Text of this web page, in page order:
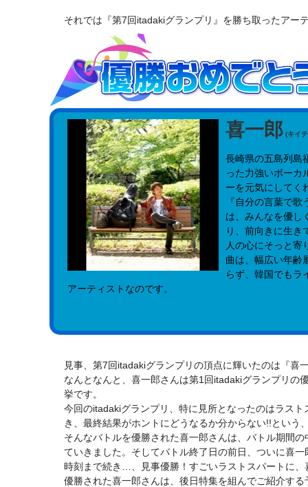
それでは『第7回itadakiグランプリ』を勝ち取ったアー
喜一郎(キイ
長崎県の五島列島
った力強いボーカ
ーを元気にしてく
『自分の言葉で
は、みんなを優し
り、前向きに生き
人の心にそっと寄
曲は、幅広い年齢
らず、韓国でもラ
アーティストなのです。
見事、第7回itadakiグランプリの頂点に輝いたのは『喜
なんとなんと、喜一郎さんは第1回itadakiグランプリの
挙です。
今回のitadakiグランプリ、特に見所となったのはラス
き、最終結果がホントにどうなるか分からない!!という
そんなバトルを優勝された喜一郎さんは、バトル期間
ていきました。そしてバトル終了日の前日、ついに喜
時刻まで続き…、見事優勝！すごいラストスパートに
優勝された喜一郎さんは、後日特集を組んでご紹介す